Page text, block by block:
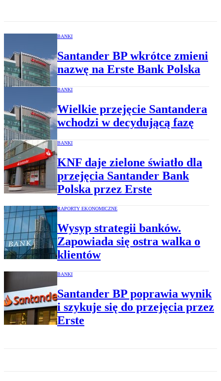
BANKI
Santander BP wkrótce zmieni
nazwę na Erste Bank Polska
BANKI
Wielkie przejęcie Santandera
wchodzi w decydującą fazę
BANKI
KNF daje zielone światło dla
przejęcia Santander Bank
Polska przez Erste
RAPORTY EKONOMICZNE
Wysyp strategii banków.
Zapowiada się ostra walka o
klientów
BANKI
Santander BP poprawia wynik
i szykuje się do przejęcia przez
Erste